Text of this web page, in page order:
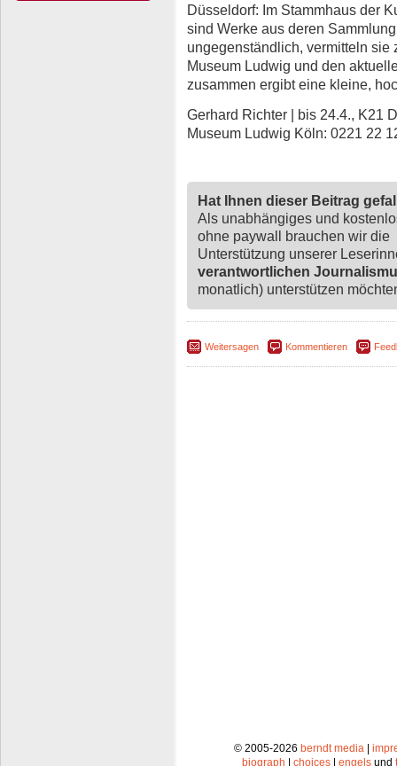
Düsseldorf: Im Stammhaus der
sind Werke aus deren
ungegenständlich, vermitteln
Museum Ludwig und den
zusammen ergibt eine kleine,
Gerhard Richter | bis 24.4., K21
Museum Ludwig Köln: 0221 22
Hat Ihnen dieser Beitrag
Als unabhängiges und
ohne paywall brauchen wir die
Unterstützung unserer
verantwortlichen
monatlich) unterstützen
Weitersagen Kommentieren
© 2005-2026 berndt media|
biograph
choices engels und